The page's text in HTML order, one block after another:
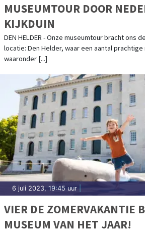
MUSEUMTOUR DOOR
KIJKDUIN
DEN HELDER - Onze museumtour bracht ons
locatie: Den Helder, waar een aantal
waaronder [...]
6 juli 2023, 19:45 uur
VIER DE ZOMERVAKANTIE
MUSEUM VAN HET JAAR!